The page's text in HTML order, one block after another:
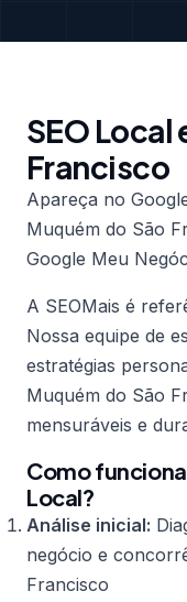
SEO Local
Francisco
Apareça no
Muquém do São
Google Meu
A SEOMais é
Nossa equipe de
estratégias
Muquém do São
mensuráveis e
Como
Local?
Análise inicial:
negócio e
Francisco